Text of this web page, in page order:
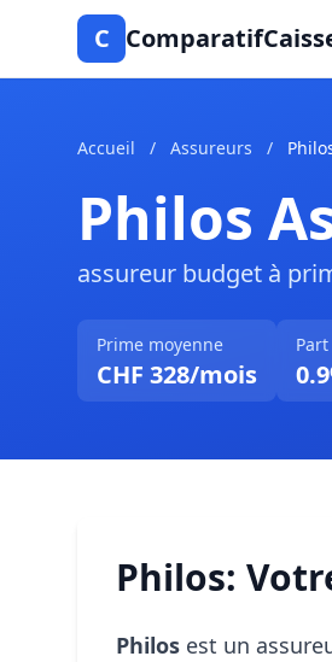
C
Accueil / Assureurs /
Philos
assureur budget à
Prime moyenne
CHF 328/mois
Philos:
Philos est un